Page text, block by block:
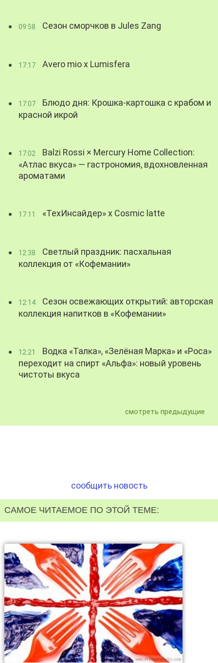
09:58 Сезон сморчков в Jules Zang
17:17 Avero mio x Lumisfera
17:07
Блюдо дня: Крошка-картошка с крабом и
красной икрой
17:02
Balzi Rossi × Mercury Home Collection:
«Атлас вкуса» — гастрономия, вдохновленная
ароматами
17:11 «ТехИнсайдер» х Cosmic latte
12:38
Светлый праздник: пасхальная
коллекция от «Кофемании»
12:14
Сезон освежающих открытий: авторская
коллекция напитков в «Кофемании»
12:21
Водка «Талка», «Зелёная Марка» и «Роса»
переходит на спирт «Альфа»: новый уровень
чистоты вкуса
смотреть предыдущие
сообщить новость
САМОЕ ЧИТАЕМОЕ ПО ЭТОЙ ТЕМЕ: